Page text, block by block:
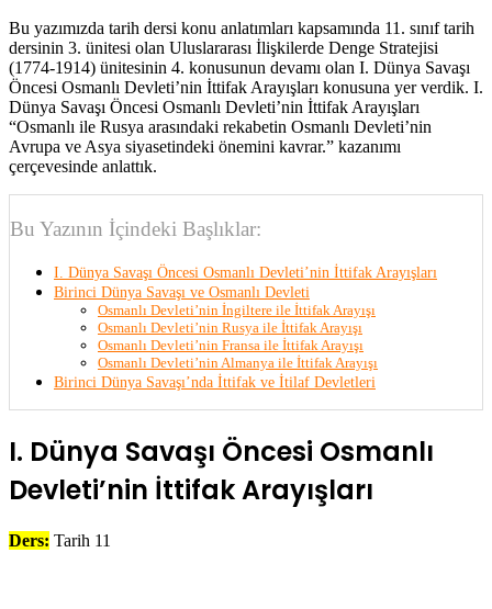
Bu yazımızda tarih dersi konu anlatımları kapsamında 11. sınıf tarih
dersinin 3. ünitesi olan Uluslararası İlişkilerde Denge Stratejisi
(1774-1914) ünitesinin 4. konusunun devamı olan I. Dünya Savaşı
Öncesi Osmanlı Devleti’nin İttifak Arayışları konusuna yer verdik. I.
Dünya Savaşı Öncesi Osmanlı Devleti’nin İttifak Arayışları
“Osmanlı ile Rusya arasındaki rekabetin Osmanlı Devleti’nin
Avrupa ve Asya siyasetindeki önemini kavrar.” kazanımı
çerçevesinde anlattık.
Bu Yazının İçindeki Başlıklar:
I. Dünya Savaşı Öncesi Osmanlı Devleti’nin İttifak Arayışları
Birinci Dünya Savaşı ve Osmanlı Devleti
Osmanlı Devleti’nin İngiltere ile İttifak Arayışı
Osmanlı Devleti’nin Rusya ile İttifak Arayışı
Osmanlı Devleti’nin Fransa ile İttifak Arayışı
Osmanlı Devleti’nin Almanya ile İttifak Arayışı
Birinci Dünya Savaşı’nda İttifak ve İtilaf Devletleri
I. Dünya Savaşı Öncesi Osmanlı
Devleti’nin İttifak Arayışları
Ders: Tarih 11